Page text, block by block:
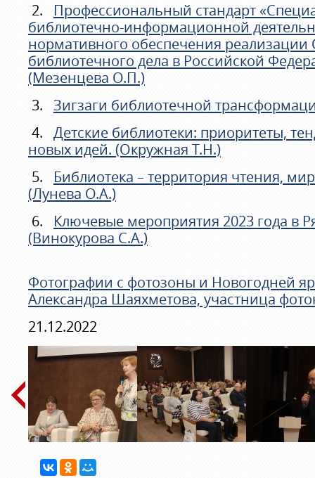
2. Профессиональный стандарт
библиотечно-информационной
нормативного обеспечения реализации
библиотечного дела в Российской
(Мезенцева О.П.)
3. Зигзаги библиотечной
4. Детские библиотеки: приоритеты,
новых идей. (Окружная Т.Н.)
5. Библиотека – территория чтения,
(Лунева О.А.)
6. Ключевые мероприятия 2023 года в
(Винокурова С.А.)
Фотографии с фотозоны и Новогодней
Александра Шаяхметова, участница
21.12.2022